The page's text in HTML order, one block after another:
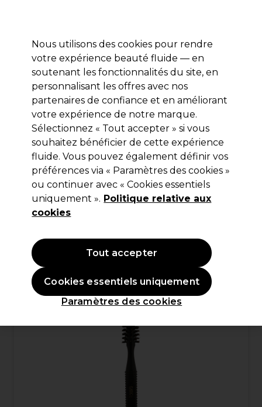
Se connecter
Marques Bons plans Coiffure Electro et Matériel
Livraison et délais
lire la suite
Sibel
Sibel Brush Classic 61
)
7,72 €9,65 €Hors TVA(TARIF PROFESSIONNEL)
9,26 €TVA incluse)
OFFRE
Nous utilisons des cookies pour rendre
votre expérience beauté fluide — en
soutenant les fonctionnalités du site, en
personnalisant les offres avec nos
partenaires de confiance et en améliorant
votre expérience de notre marque.
Sélectionnez « Tout accepter » si vous
souhaitez bénéficier de cette expérience
fluide. Vous pouvez également définir vos
préférences via « Paramètres des cookies »
ou continuer avec « Cookies essentiels
uniquement ». Politique relative aux
cookies
Paramètres des cookies
Cookies essentiels uniquement
Tout accepter